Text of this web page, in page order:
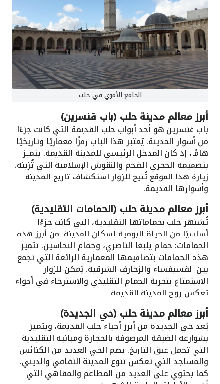
الجامع الأموي في حلب
أبرز معالم مدينة حلب (باب قنسرين)
باب قنسرين هو أحد أبواب حلب القديمة التي كانت جزءًا
من أسوار المدينة. يُعتبر هذا الباب رمزًا معماريًا وتاريخيًا
هامًا، إذ كان المدخل الرئيسي للمدينة القديمة. يتميز
بتصميمه الحجري الضخم والنقوش الإسلامية التي تُزينه.
زيارة هذا الموقع تُتيح للزوار استكشاف تاريخ المدينة
وأسوارها القديمة.
أبرز معالم مدينة حلب (الحمامات التقليدية)
تُشتهر حلب بحماماتها التقليدية، التي كانت جزءًا
أساسيًا من الحياة اليومية لسكان المدينة. من أبرز هذه
الحمامات: حمام يلبغا الناصري، وحمام النحاسين. تتميز
هذه الحمامات بتصاميمها المعمارية الرائعة التي تجمع
بين الفسيفساء والزخارف الشرقية. يُمكن للزوار
الاستمتاع بتجربة الحمام التقليدي والاسترخاء في أجواء
تعكس روح المدينة القديمة.
أبرز معالم مدينة حلب (حي الجديدة)
يُعد حي الجديدة من أبرز أحياء حلب القديمة، ويتميز
بشوارعه الضيقة المرصوفة بالحجارة ومبانيه التقليدية
التي تحمل عبق التاريخ. يضم الحي العديد من الكنائس
والمساجد التي تعكس تنوع المدينة الثقافي والديني.
كما يحتوي على العديد من المطاعم والمقاهي التي